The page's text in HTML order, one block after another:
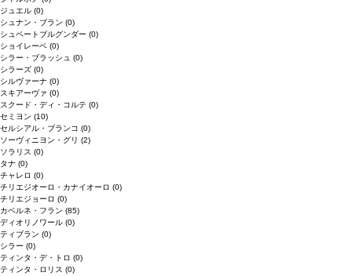
ジュエル (0)
シュナン・ブラン (0)
シュペートブルグンダー (0)
ショイレーベ (0)
シラー・ブラッシュ (0)
シラーズ (0)
シルヴァーナ (0)
スキアーヴァ (0)
スクード・ディ・コルテ (0)
セミヨン (10)
セルシアル・ブランコ (0)
ソーヴィニヨン・グリ (2)
ソラリス (0)
タナ (0)
チャレロ (0)
チリエジオーロ・カナイオーロ (0)
チリエジョーロ (0)
カベルネ・フラン (85)
ディオリノワール (0)
ティブラン (0)
シラー (0)
ティンタ・デ・トロ (0)
ティンタ・ロリス (0)